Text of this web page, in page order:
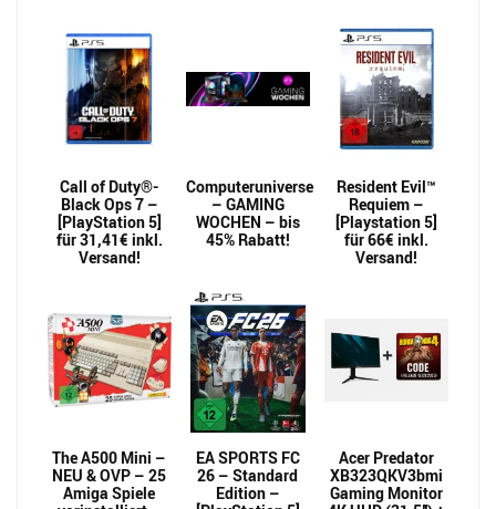
Call of Duty®-
Black Ops 7 –
[PlayStation 5]
für 31,41€ inkl.
Versand!
Computeruniverse
– GAMING
WOCHEN – bis
45% Rabatt!
Resident Evil™
Requiem –
[Playstation 5]
für 66€ inkl.
Versand!
The A500 Mini –
NEU & OVP – 25
Amiga Spiele
EA SPORTS FC
26 – Standard
Edition –
Acer Predator
XB323QKV3bmi
Gaming Monitor